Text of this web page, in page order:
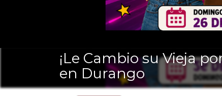
¡Le Cambio su Vieja
en Durango